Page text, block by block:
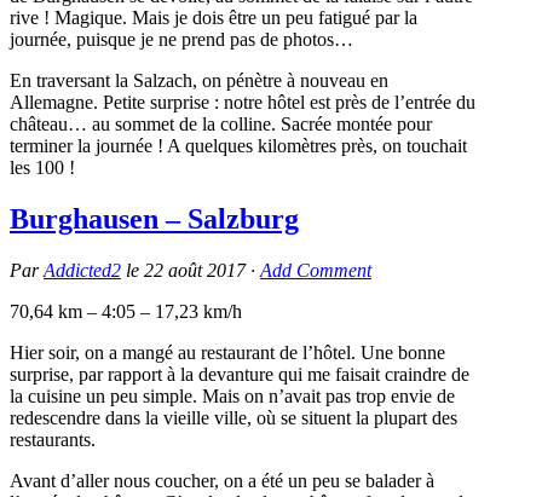
rive ! Magique. Mais je dois être un peu fatigué par la
journée, puisque je ne prend pas de photos…
En traversant la Salzach, on pénètre à nouveau en
Allemagne. Petite surprise : notre hôtel est près de l’entrée du
château… au sommet de la colline. Sacrée montée pour
terminer la journée ! A quelques kilomètres près, on touchait
les 100 !
Burghausen – Salzburg
ParAddicted2 le 22 août 2017· Add Comment
70,64 km – 4:05 – 17,23 km/h
Hier soir, on a mangé au restaurant de l’hôtel. Une bonne
surprise, par rapport à la devanture qui me faisait craindre de
la cuisine un peu simple. Mais on n’avait pas trop envie de
redescendre dans la vieille ville, où se situent la plupart des
restaurants.
Avant d’aller nous coucher, on a été un peu se balader à